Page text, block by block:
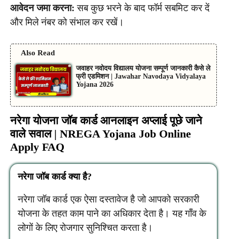
आवेदन जमा करना: सब कुछ भरने के बाद फॉर्म सबमिट कर दें
और मिले नंबर को संभाल कर रखें।
Also Read
जवाहर नवोदय विद्यालय योजना सम्पूर्ण जानकारी कैसे ले
फ्री एडमिशन | Jawahar Navodaya Vidyalaya
Yojana 2026
नरेगा योजना जॉब कार्ड आनलाइन अप्लाई पूछे जाने
वाले सवाल | NREGA Yojana Job Online
Apply FAQ
नरेगा जॉब कार्ड क्या है?
नरेगा जॉब कार्ड एक ऐसा दस्तावेज है जो आपको सरकारी
योजना के तहत काम पाने का अधिकार देता है। यह गाँव के
लोगों के लिए रोजगार सुनिश्चित करता है।